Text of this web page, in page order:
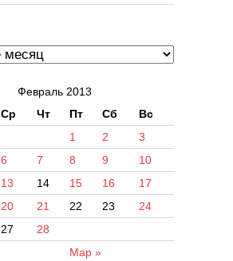
Февраль 2013
Ср Чт Пт Сб Вс
Мар »
1 2
3
6 7 8 9
10
13 14 15 16
17
20 21 22 23
24
27 28